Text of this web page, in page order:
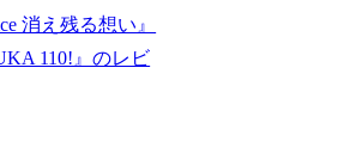
消え残る想い』
110!』のレビ